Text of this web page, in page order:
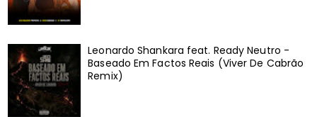
Leonardo Shankara feat. Ready Neutro -
Baseado Em Factos Reais (Viver De Cabrão
Remix)